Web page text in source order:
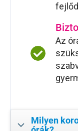
Az
Milyen